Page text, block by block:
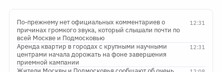
12:31
По-прежнему нет официальных комментариев о
причинах громкого звука, который слышали почти по
всей Москве и Подмосковью
12:31
Аренда квартир в городах с крупными научными
центрами начала дорожать на фоне завершения
приемной кампании